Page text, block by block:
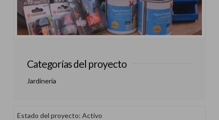
Categorías del proyecto
Jardinería
Estado del proyecto: Activo